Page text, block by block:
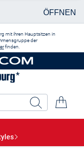
mit ihren Hauptsitzen in
der
finden.
ÖFFNEN